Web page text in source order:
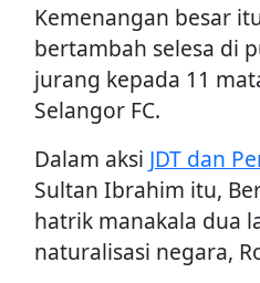
Kemenangan besar
bertambah selesa di
jurang kepada 11
Selangor FC.
Dalam aksi JDT dan
Sultan Ibrahim itu,
hatrik manakala dua
naturalisasi negara,